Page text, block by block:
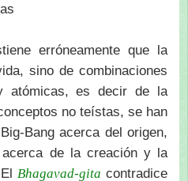
erróneamente que la
sino de combinaciones
atómicas, es decir de la
no teístas, se han
Bang acerca del origen,
de la creación y la
Bhagavad-gita contradice